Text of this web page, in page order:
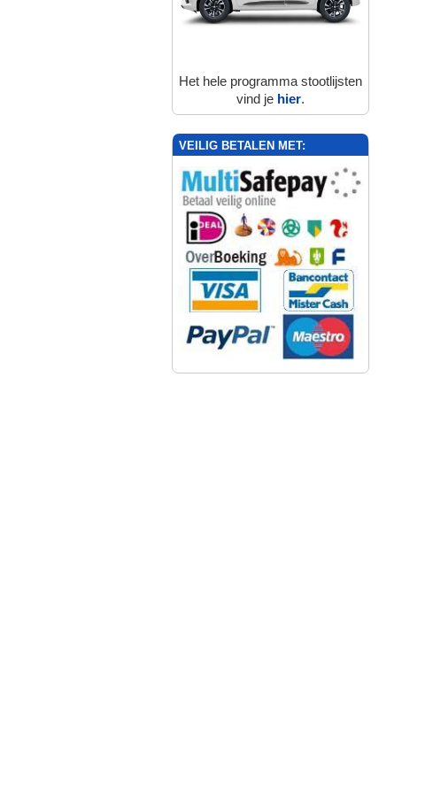
Het hele programma stootlijsten
vind je hier.
VEILIG BETALEN MET: